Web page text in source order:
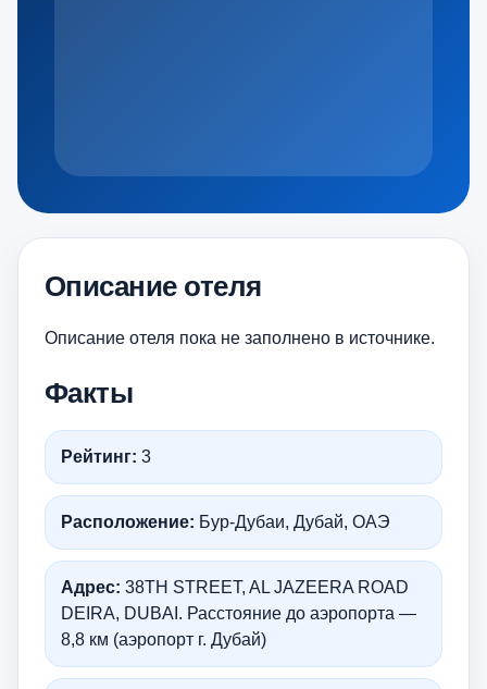
Описание отеля
Описание отеля пока не заполнено в источнике.
Факты
Рейтинг: 3
Расположение: Бур-Дубаи, Дубай, ОАЭ
Адрес: 38TH STREET, AL JAZEERA ROAD
DEIRA, DUBAI. Расстояние до аэропорта —
8,8 км (аэропорт г. Дубай)